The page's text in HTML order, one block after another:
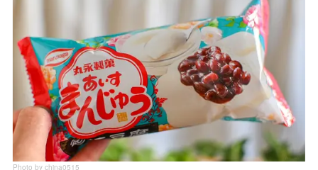
Photo by china0515